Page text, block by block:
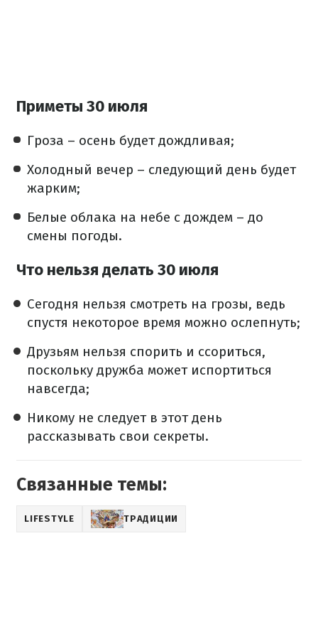
Приметы 30 июля
Гроза – осень будет дождливая;
Холодный вечер – следующий день будет
жарким;
Белые облака на небе с дождем – до
смены погоды.
Что нельзя делать 30 июля
Сегодня нельзя смотреть на грозы, ведь
спустя некоторое время можно ослепнуть;
Друзьям нельзя спорить и ссориться,
поскольку дружба может испортиться
навсегда;
Никому не следует в этот день
рассказывать свои секреты.
Связанные темы:
LIFESTYLE ТРАДИЦИИ